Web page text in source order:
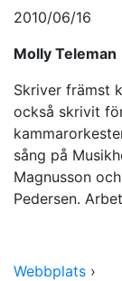
2010/06/16
Molly Teleman
Skriver främst
också skrivit
sång på
Magnusson
Pedersen.
Webbplats ›